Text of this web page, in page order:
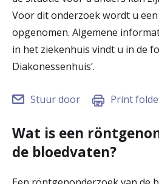
Translate
Werken & Leren bij
Voor dit onderzoek wordt u
opgenomen. Algemene
in het ziekenhuis vindt u in de
Diakonessenhuis’.
Stuur door Print
Wat is een
de bloedvaten?